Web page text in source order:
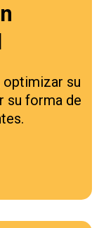
optimizar su
su forma de